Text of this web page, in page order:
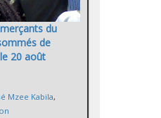
du
de
20 août
Mzee Kabila,